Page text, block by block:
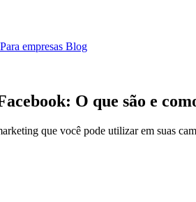
Para empresas Blog
O que são e
que você pode utilizar em suas